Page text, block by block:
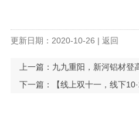
更新日期：2020-10-26 | 返回
上一篇： 九九重阳，新河铝材登
下一篇：
【线上双十一，线下10·29